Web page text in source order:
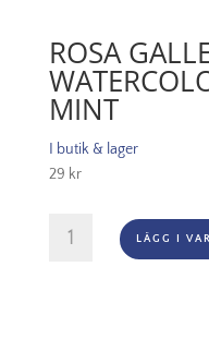
ROSA
MINT
I butik & lager
29 kr
Gallery
LÄGG I